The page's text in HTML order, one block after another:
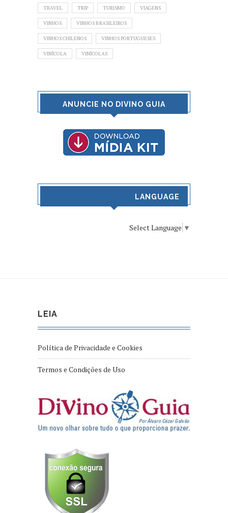
TRAVEL TRIP TURISMO VIAGENS
VINHOS VINHOS BRASILEIROS
VINHOS CHILENOS VINHOS PORTUGUESES
VINÍCOLA VINÍCOLAS
ANUNCIE NO DIVINO GUIA
LANGUAGE
Select Language ▼
LEIA
Política de Privacidade e Cookies
Termos e Condições de Uso